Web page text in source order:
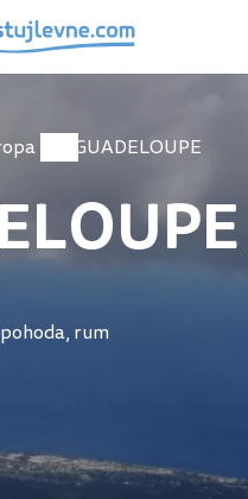
GUADELOUPE
rum